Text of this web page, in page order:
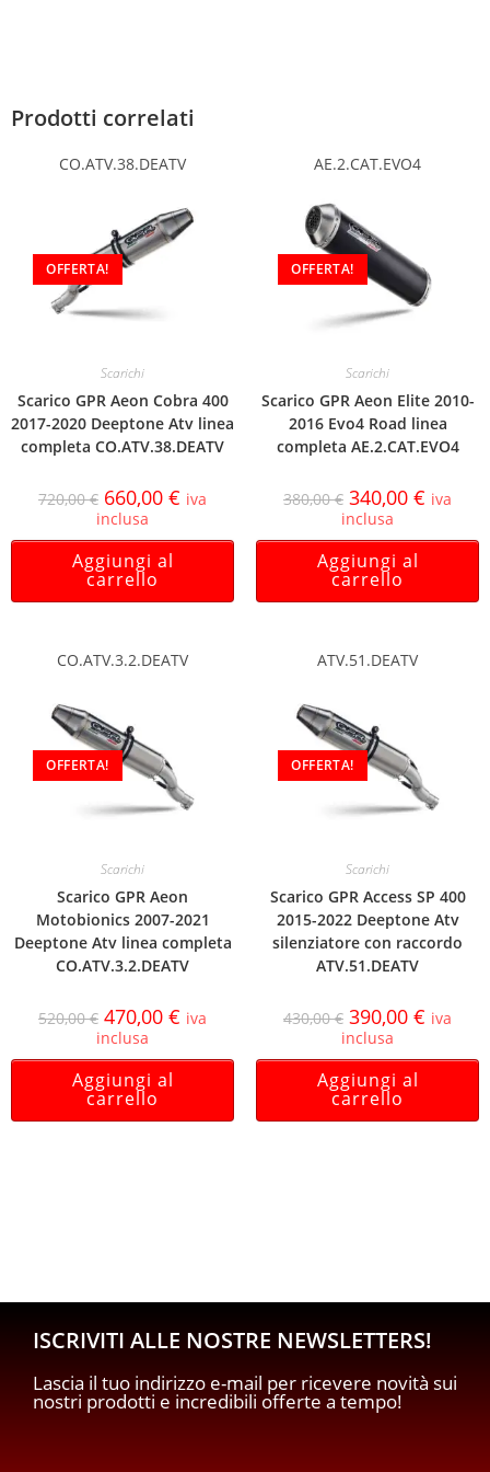
Prodotti correlati
CO.ATV.38.DEATV
OFFERTA!
Scarichi
Scarico GPR Aeon Cobra 400
2017-2020 Deeptone Atv linea
completa CO.ATV.38.DEATV
720,00€ 660,00 € iva
inclusa
Aggiungi al
carrello
AE.2.CAT.EVO4
OFFERTA!
Scarichi
Scarico GPR Aeon Elite 2010-
2016 Evo4 Road linea
completa AE.2.CAT.EVO4
380,00€ 340,00 € iva
inclusa
Aggiungi al
carrello
CO.ATV.3.2.DEATV
OFFERTA!
Scarichi
Scarico GPR Aeon
Motobionics 2007-2021
Deeptone Atv linea completa
CO.ATV.3.2.DEATV
520,00€ 470,00 € iva
inclusa
Aggiungi al
carrello
ATV.51.DEATV
OFFERTA!
Scarichi
Scarico GPR Access SP 400
2015-2022 Deeptone Atv
silenziatore con raccordo
ATV.51.DEATV
430,00€ 390,00 € iva
inclusa
Aggiungi al
carrello
ISCRIVITI ALLE NOSTRE NEWSLETTERS!
Lascia il tuo indirizzo e-mail per ricevere novità sui
nostri prodotti e incredibili offerte a tempo!